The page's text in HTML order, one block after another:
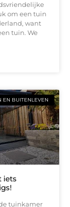
om een tuin
want
tuin. We
EN BUITENLEVEN
iets
tuinkamer